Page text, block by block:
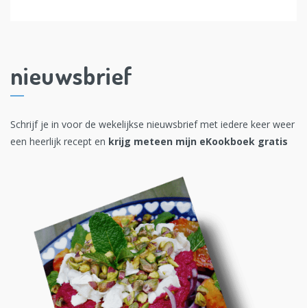
nieuwsbrief
Schrijf je in voor de wekelijkse nieuwsbrief met iedere keer weer
een heerlijk recept en krijg meteen mijn eKookboek gratis